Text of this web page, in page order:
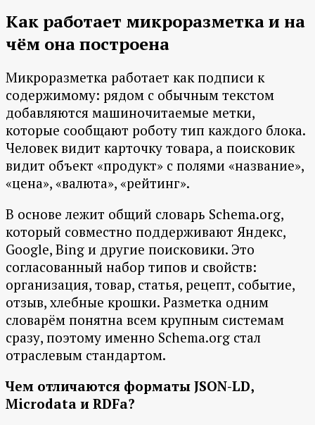
Как работает микроразметка и на
чём она построена
Микроразметка работает как подписи к
содержимому: рядом с обычным текстом
добавляются машиночитаемые метки,
которые сообщают роботу тип каждого блока.
Человек видит карточку товара, а поисковик
видит объект «продукт» с полями «название»,
«цена», «валюта», «рейтинг».
В основе лежит общий словарь Schema.org,
который совместно поддерживают Яндекс,
Google, Bing и другие поисковики. Это
согласованный набор типов и свойств:
организация, товар, статья, рецепт, событие,
отзыв, хлебные крошки. Разметка одним
словарём понятна всем крупным системам
сразу, поэтому именно Schema.org стал
отраслевым стандартом.
Чем отличаются форматы JSON-LD,
Microdata и RDFa?